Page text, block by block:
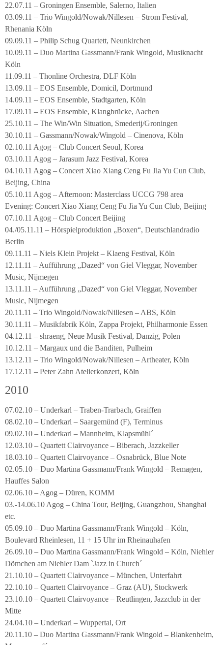
22.07.11 – Groningen Ensemble, Salerno, Italien
03.09.11 – Trio Wingold/Nowak/Nillesen – Strom Festival,
Rhenania Köln
09.09.11 – Philip Schug Quartett, Neunkirchen
10.09.11 – Duo Martina Gassmann/Frank Wingold, Musiknacht
Köln
11.09.11 – Thonline Orchestra, DLF Köln
13.09.11 – EOS Ensemble, Domicil, Dortmund
14.09.11 – EOS Ensemble, Stadtgarten, Köln
17.09.11 – EOS Ensemble, Klangbrücke, Aachen
25.10.11 – The Win/Win Situation, Smederij/Groningen
30.10.11 – Gassmann/Nowak/Wingold – Cinenova, Köln
02.10.11 Agog – Club Concert Seoul, Korea
03.10.11 Agog – Jarasum Jazz Festival, Korea
04.10.11 Agog – Concert Xiao Xiang Ceng Fu Jia Yu Cun Club,
Beijing, China
05.10.11 Agog – Afternoon: Masterclass UCCG 798 area
Evening: Concert Xiao Xiang Ceng Fu Jia Yu Cun Club, Beijing
07.10.11 Agog – Club Concert Beijing
04./05.11.11 – Hörspielproduktion „Boxen“, Deutschlandradio
Berlin
09.11.11 – Niels Klein Projekt – Klaeng Festival, Köln
12.11.11 – Aufführung „Dazed“ von Giel Vleggar, November
Music, Nijmegen
13.11.11 – Aufführung „Dazed“ von Giel Vleggar, November
Music, Nijmegen
20.11.11 – Trio Wingold/Nowak/Nillesen – ABS, Köln
30.11.11 – Musikfabrik Köln, Zappa Projekt, Philharmonie Essen
04.12.11 – shraeng, Neue Musik Festival, Danzig, Polen
10.12.11 – Margaux und die Banditen, Pulheim
13.12.11 – Trio Wingold/Nowak/Nillesen – Artheater, Köln
17.12.11 – Peter Zahn Atelierkonzert, Köln
2010
07.02.10 – Underkarl – Traben-Trarbach, Graiffen
08.02.10 – Underkarl – Saargemünd (F), Terminus
09.02.10 – Underkarl – Mannheim, Klapsmühl´
12.03.10 – Quartett Clairvoyance – Biberach, Jazzkeller
18.03.10 – Quartett Clairvoyance – Osnabrück, Blue Note
02.05.10 – Duo Martina Gassmann/Frank Wingold – Remagen,
Hauffes Salon
02.06.10 – Agog – Düren, KOMM
03.-14.06.10 Agog – China Tour, Beijing, Guangzhou, Shanghai
etc.
05.09.10 – Duo Martina Gassmann/Frank Wingold – Köln,
Boulevard Rheinlesen, 11 + 15 Uhr im Rheinauhafen
26.09.10 – Duo Martina Gassmann/Frank Wingold – Köln, Niehler
Dömchen am Niehler Dam `Jazz in Church´
21.10.10 – Quartett Clairvoyance – München, Unterfahrt
22.10.10 – Quartett Clairvoyance – Graz (AU), Stockwerk
23.10.10 – Quartett Clairvoyance – Reutlingen, Jazzclub in der
Mitte
24.04.10 – Underkarl – Wuppertal, Ort
20.11.10 – Duo Martina Gassmann/Frank Wingold – Blankenheim,